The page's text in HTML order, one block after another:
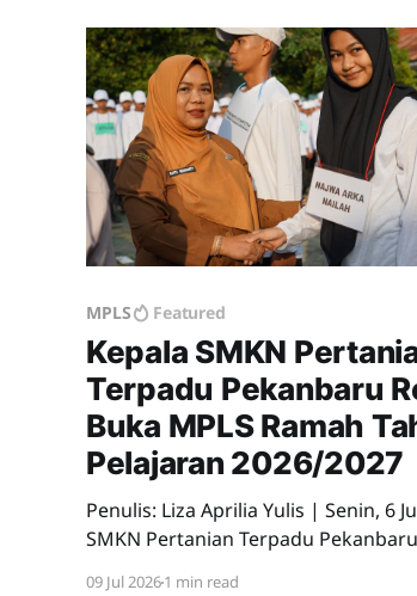
MPLS Featured
Kepala SMKN
Terpadu Pekanbaru
Buka MPLS Ramah
Pelajaran 2026/2027
Penulis: Liza Aprilia Yulis | Senin, 6
SMKN Pertanian Terpadu
09 Jul 20261 min read